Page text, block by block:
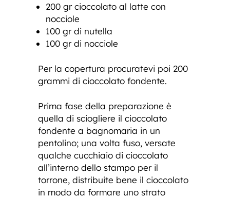
200 gr cioccolato al latte con
nocciole
100 gr di nutella
100 gr di nocciole
Per la copertura procuratevi poi 200
grammi di cioccolato fondente.
Prima fase della preparazione è
quella di sciogliere il cioccolato
fondente a bagnomaria in un
pentolino; una volta fuso, versate
qualche cucchiaio di cioccolato
all’interno dello stampo per il
torrone, distribuite bene il cioccolato
in modo da formare uno strato